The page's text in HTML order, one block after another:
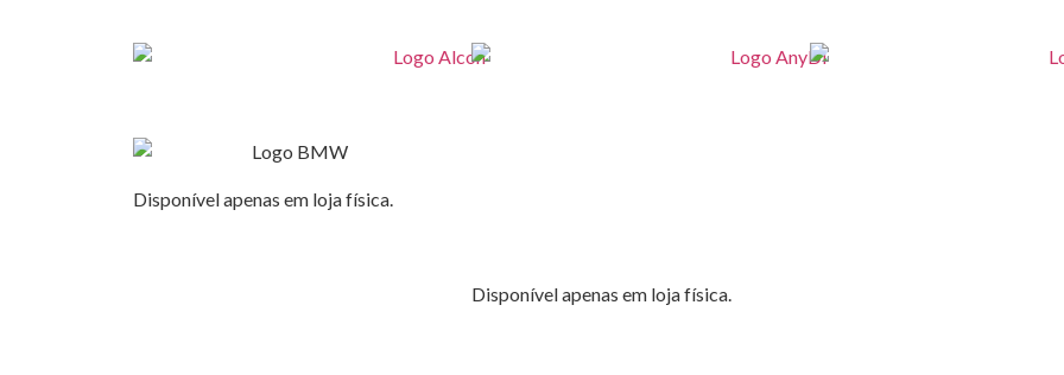
Disponível apenas em loja física.
Disponível apenas em loja física.